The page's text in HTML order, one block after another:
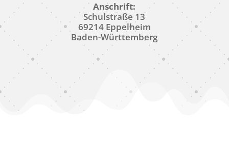
Anschrift:
Schulstraße 13
69214 Eppelheim
Baden-Württemberg